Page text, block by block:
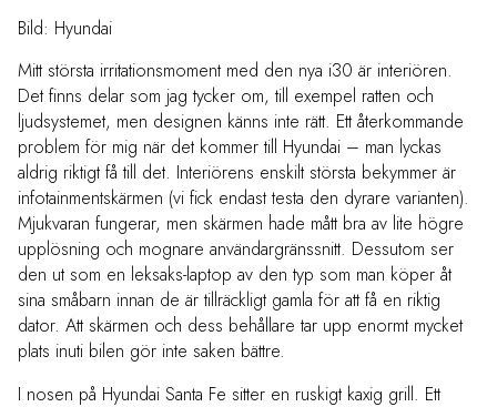
Bild: Hyundai
Mitt största irritationsmoment med den nya i30 är interiören.
Det finns delar som jag tycker om, till exempel ratten och
ljudsystemet, men designen känns inte rätt. Ett återkommande
problem för mig när det kommer till Hyundai – man lyckas
aldrig riktigt få till det. Interiörens enskilt största bekymmer är
infotainmentskärmen (vi fick endast testa den dyrare varianten).
Mjukvaran fungerar, men skärmen hade mått bra av lite högre
upplösning och mognare användargränssnitt. Dessutom ser
den ut som en leksaks-laptop av den typ som man köper åt
sina småbarn innan de är tillräckligt gamla för att få en riktig
dator. Att skärmen och dess behållare tar upp enormt mycket
plats inuti bilen gör inte saken bättre.
I nosen på Hyundai Santa Fe sitter en ruskigt kaxig grill. Ett